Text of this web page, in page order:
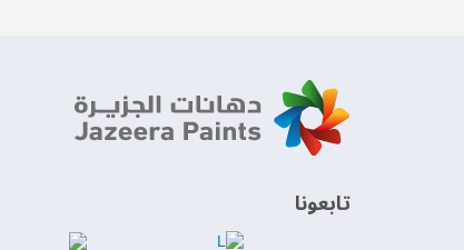
‫تابعونا‬